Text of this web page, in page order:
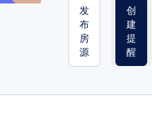
发
布
房
源
创
建
提
醒